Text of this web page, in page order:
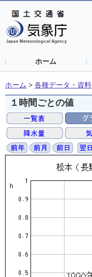
ホーム
ホーム > 各種データ・資料
１時間ごとの値